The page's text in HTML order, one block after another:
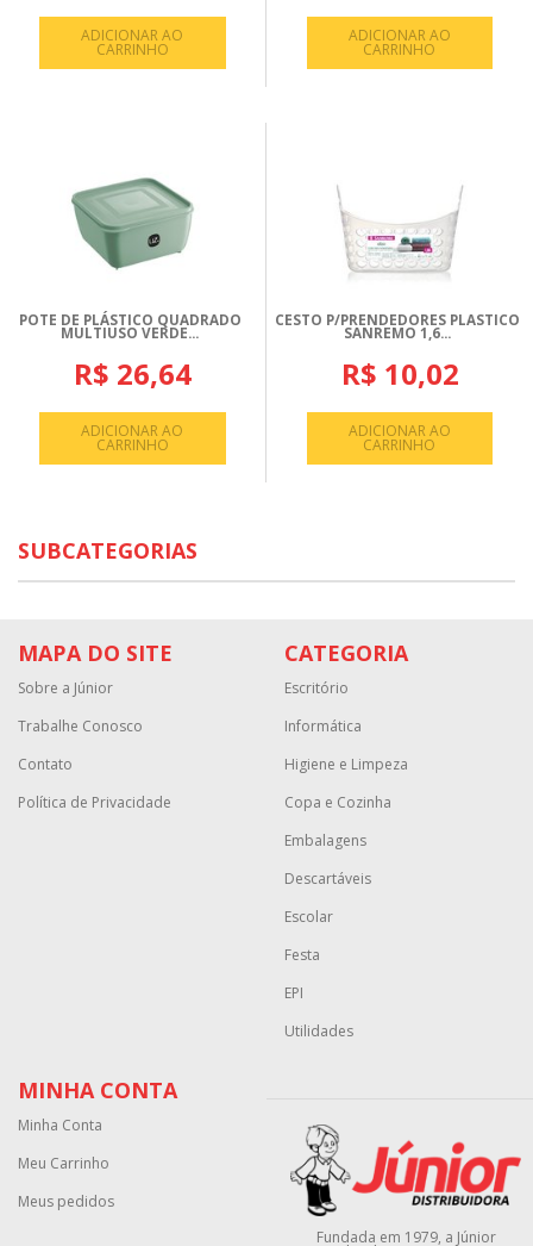
ADICIONAR AO
CARRINHO
ADICIONAR AO
CARRINHO
POTE DE PLÁSTICO QUADRADO
MULTIUSO VERDE...
R$ 26,64
ADICIONAR AO
CARRINHO
CESTO P/PRENDEDORES PLASTICO
SANREMO 1,6...
R$ 10,02
ADICIONAR AO
CARRINHO
SUBCATEGORIAS
MAPA DO SITE
Sobre a Júnior
Trabalhe Conosco
Contato
Política de Privacidade
CATEGORIA
Escritório
Informática
Higiene e Limpeza
Copa e Cozinha
Embalagens
Descartáveis
Escolar
Festa
EPI
Utilidades
MINHA CONTA
Minha Conta
Meu Carrinho
Meus pedidos
Fundada em 1979, a Júnior